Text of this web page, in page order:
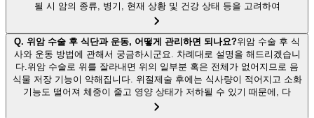
될 시 암의 종류, 병기, 현재 상황 및 건강 상태 등을 고려하여
Q. 위암 수술 후 식단과 운동, 어떻게 관리하면 되나요?위암 수술 후 식
사와 운동 방법에 관해서 궁금하시군요. 차례대로 설명을 해드리겠습니
다.위암 수술로 위를 잘라내면 위의 일부분 혹은 전체가 없어지므로 음
식물 저장 기능이 약해집니다. 위절제술 후에는 식사량이 적어지고 소화
기능도 떨어져 체중이 줄고 영양 상태가 저하될 수 있기 때문에, 다